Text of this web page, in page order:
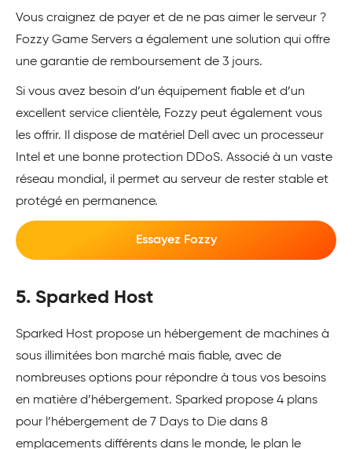
Vous craignez de payer et de ne pas aimer le serveur ?
Fozzy Game Servers a également une solution qui offre
une garantie de remboursement de 3 jours.
Si vous avez besoin d’un équipement fiable et d’un
excellent service clientèle, Fozzy peut également vous
les offrir. Il dispose de matériel Dell avec un processeur
Intel et une bonne protection DDoS. Associé à un vaste
réseau mondial, il permet au serveur de rester stable et
protégé en permanence.
Essayez Fozzy
5. Sparked Host
Sparked Host propose un hébergement de machines à
sous illimitées bon marché mais fiable, avec de
nombreuses options pour répondre à tous vos besoins
en matière d’hébergement. Sparked propose 4 plans
pour l’hébergement de 7 Days to Die dans 8
emplacements différents dans le monde, le plan le